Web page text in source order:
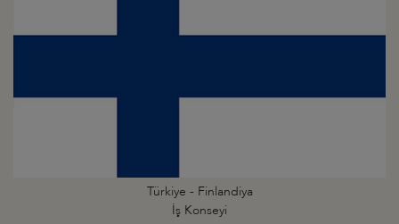
Türkiye - Finlandiya
İş Konseyi